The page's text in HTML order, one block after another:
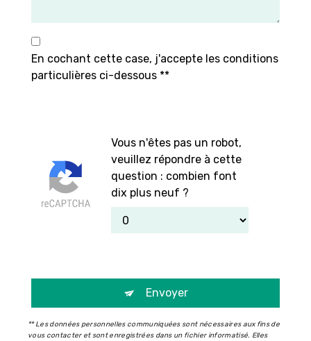
En cochant cette case, j'accepte les conditions
particulières ci-dessous **
Vous n'êtes pas un robot,
veuillez répondre à cette
question : combien font
dix plus neuf ?
Envoyer
** Les données personnelles communiquées sont nécessaires aux fins de
vous contacter et sont enregistrées dans un fichier informatisé. Elles